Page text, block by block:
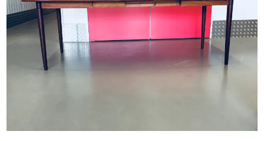
VINTAGE FURNITURE
REGALE
SOFAS & SESSEL
STÜHLE &